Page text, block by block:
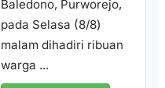
Baledono, Purworejo,
pada Selasa (8/8)
malam dihadiri ribuan
warga ...